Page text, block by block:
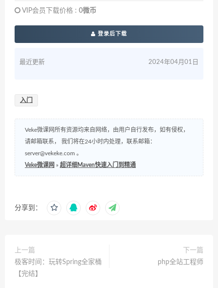
VIP会员下载价格 : 0微币
登录后下载
最近更新 2024年04月01日
入门
Veke微课网所有资源均来自网络，由用户自行发布，如有侵权，
请邮箱联系， 我们将在24小时内处理，联系邮箱：
server@vekeke.com 。
Veke微课网 » 超详细Maven快速入门到精通
分享到：
上一篇
极客时间：玩转Spring全家桶
【完结】
下一篇
php全站工程师